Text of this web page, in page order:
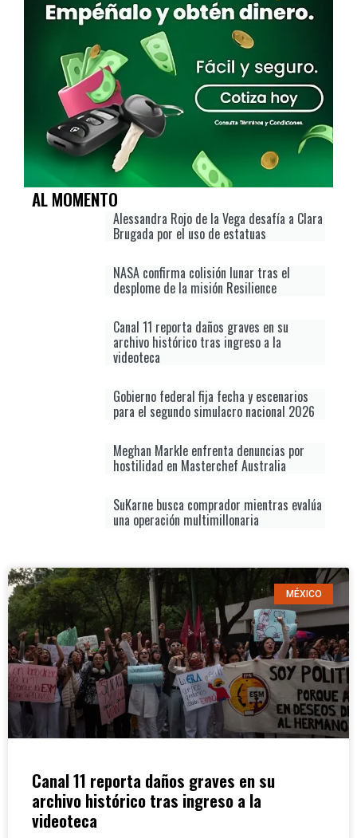
AL MOMENTO
Alessandra Rojo de la Vega desafía a Clara
Brugada por el uso de estatuas
NASA confirma colisión lunar tras el
desplome de la misión Resilience
Canal 11 reporta daños graves en su
archivo histórico tras ingreso a la
videoteca
Gobierno federal fija fecha y escenarios
para el segundo simulacro nacional 2026
Meghan Markle enfrenta denuncias por
hostilidad en Masterchef Australia
SuKarne busca comprador mientras evalúa
una operación multimillonaria
MÉXICO
Canal 11 reporta daños graves en su
archivo histórico tras ingreso a la
videoteca